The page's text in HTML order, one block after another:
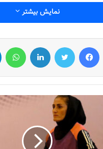
جنجال جدید در
2022-12-11
لیست تیم ملی فوتسال
2025-04-28
سرنوشت عجیب ستاره
2023-05-12
نمایش بیشتر